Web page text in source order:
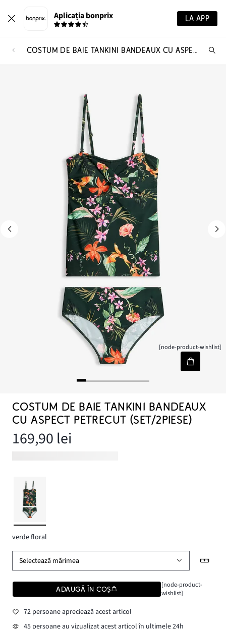
Aplicația bonprix LA APP
COSTUM DE BAIE TANKINI BANDEAUX CU ASPECT PETRECUT (SET/2PIESE)
[node-product-wishlist]
COSTUM DE BAIE TANKINI BANDEAUX
CU ASPECT PETRECUT (SET/2PIESE)
169,90 lei
verde floral
Selectează mărimea
ADAUGĂ ÎN COȘ
[node-product-
wishlist]
72 persoane apreciează acest articol
45 persoane au vizualizat acest articol în ultimele 24h